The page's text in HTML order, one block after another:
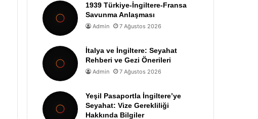
1939 Türkiye-İngiltere-Fransa
Savunma Anlaşması
Admin 7 Ağustos 2026
İtalya ve İngiltere: Seyahat
Rehberi ve Gezi Önerileri
Admin 7 Ağustos 2026
Yeşil Pasaportla İngiltere’ye
Seyahat: Vize Gerekliliği
Hakkında Bilgiler